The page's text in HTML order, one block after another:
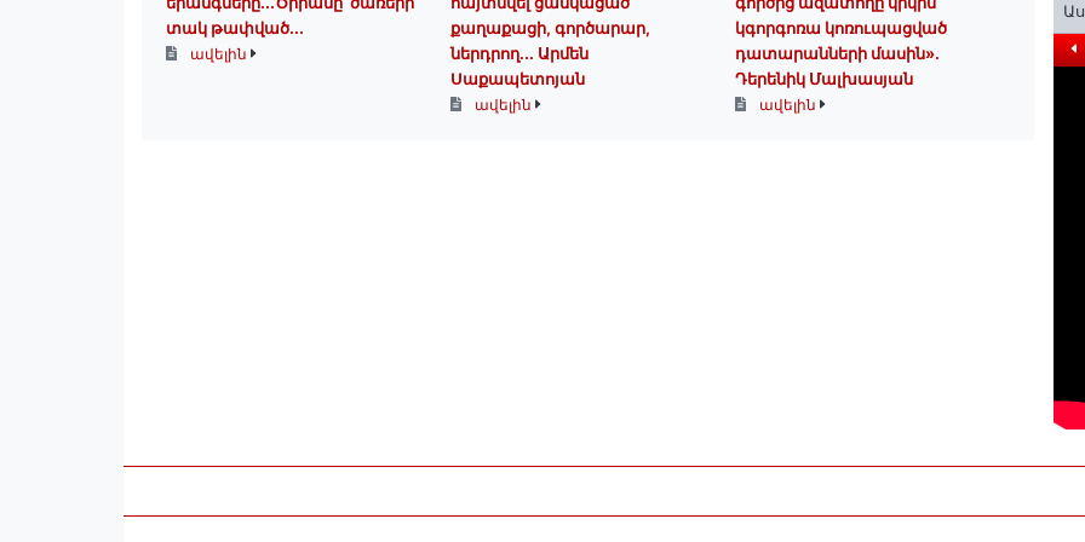
տակ թափված․․․
ավելին
քաղաքացի, գործարար,
ներդրող.․․ Արմեն
Սաքապետոյան
ավելին
կգորգոռա կոռուպացված
դատարանների մասին».
Դերենիկ Մալխասյան
ավելին